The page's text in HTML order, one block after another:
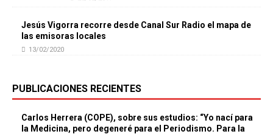
Jesús Vigorra recorre desde Canal Sur Radio el mapa de
las emisoras locales
13/02/2020
PUBLICACIONES RECIENTES
Carlos Herrera (COPE), sobre sus estudios: “Yo nací para
la Medicina, pero degeneré para el Periodismo. Para la